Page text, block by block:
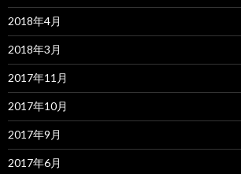
2018年4月
2018年3月
2017年11月
2017年10月
2017年9月
2017年6月